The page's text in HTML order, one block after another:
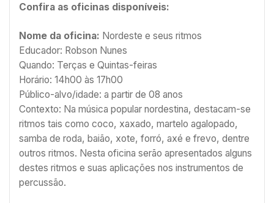
Confira as oficinas disponíveis:
Nome da oficina: Nordeste e seus ritmos
Educador: Robson Nunes
Quando: Terças e Quintas-feiras
Horário: 14h00 às 17h00
Público-alvo/idade: a partir de 08 anos
Contexto: Na música popular nordestina, destacam-se
ritmos tais como coco, xaxado, martelo agalopado,
samba de roda, baião, xote, forró, axé e frevo, dentre
outros ritmos. Nesta oficina serão apresentados alguns
destes ritmos e suas aplicações nos instrumentos de
percussão.